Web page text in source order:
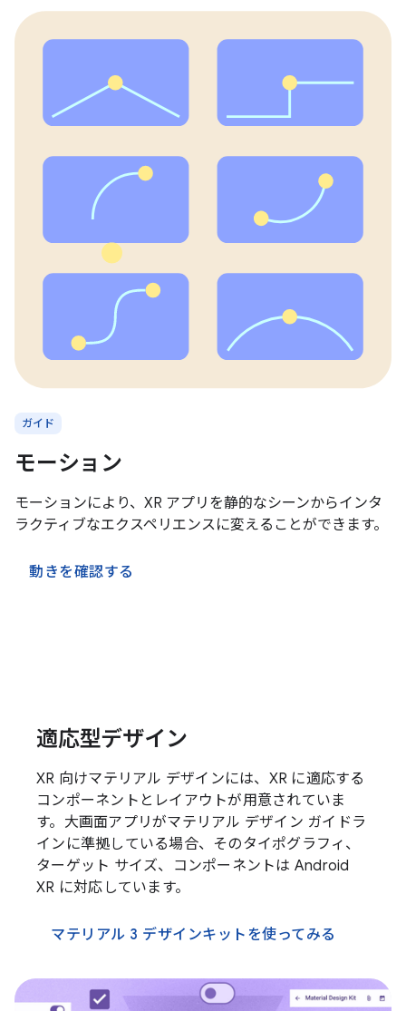
ガイド
モーション
モーションにより、XR アプリを静的なシーンからインタ
ラクティブなエクスペリエンスに変えることができます。
動きを確認する
適応型デザイン
XR 向けマテリアル デザインには、XR に適応する
コンポーネントとレイアウトが用意されていま
す。大画面アプリがマテリアル デザイン ガイドラ
インに準拠している場合、そのタイポグラフィ、
ターゲット サイズ、コンポーネントは Android
XR に対応しています。
マテリアル 3 デザインキットを使ってみる